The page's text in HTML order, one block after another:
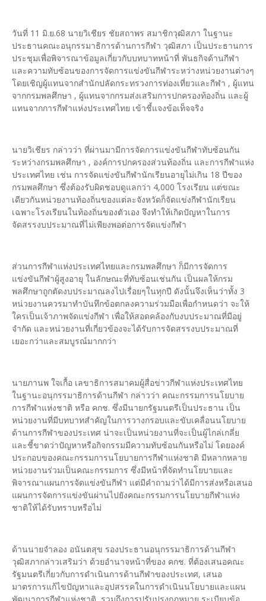
วันที่ 11 มิ.ย.68 นายวิเชียร ชัยสถาพร สมาชิกวุฒิสภา ในฐานะ
ประธานคณะอนุกรรมาธิการด้านการกีฬา วุฒิสภา เป็นประธานการ
ประชุมเพื่อพิจารณาข้อมูลเกี่ยวกับบทบาทหน้าที่ พันธกิจด้านกีฬา
และความทับซ้อนของการจัดการแข่งขันกีฬาระหว่างหน่วยงานต่างๆ
โดยเชิญผู้แทนจากสำนักปลัดกระทรวงการท่องเที่ยวและกีฬา , ผู้แทน
จากกรมพลศึกษา , ผู้แทนจากกรมส่งเสริมการปกครองท้องถิ่น และผู้
แทนจากการกีฬาแห่งประเทศไทย เข้าชี้แจงข้อเท็จจริง
นายวิเชียร กล่าวว่า ที่ผ่านมามีการจัดการแข่งขันกีฬาทับซ้อนกัน
ระหว่างกรมพลศึกษา , องค์การปกครองส่วนท้องถิ่น และการกีฬาแห่ง
ประเทศไทย เช่น การจัดแข่งขันกีฬานักเรียนอายุไม่เกิน 18 ปีของ
กรมพลศึกษา ซึ่งต้องรับผิดชอบดูแลกว่า 4,000 โรงเรียน แต่ขณะ
เดียวกันหน่วยงานท้องถิ่นของแต่ละจังหวัดก็จัดแข่งกีฬานักเรียน
เฉพาะโรงเรียนในท้องถิ่นของตัวเอง จึงทำให้เกิดปัญหาในการ
จัดสรรงบประมาณที่ไม่เพียงพอต่อการจัดแข่งกีฬา
ส่วนการกีฬาแห่งประเทศไทยและกรมพลศึกษา ก็มีการจัดการ
แข่งขันกีฬาผู้สูงอายุ ในลักษณะที่ทับซ้อนเช่นกัน เป็นผลให้กรม
พลศึกษาถูกตัดงบประมาณลงไปเรื่อยๆในทุกปี ดังนั้นจึงเห็นว่าทั้ง 3
หน่วยงานควรมาทำบันทึกข้อตกลงความร่วมมือเพื่อกำหนดว่า จะให้
ใครเป็นเจ้าภาพจัดแข่งกีฬา เพื่อให้สอดคล้องกับงบประมาณที่มีอยู่
จำกัด และหน่วยงานที่เกี่ยวข้องจะได้รับการจัดสรรงบประมาณที่
เยอะกว่าและสมบูรณ์มากกว่า
นายภานพ ใจเกื้อ เลขาธิการสมาคมผู้สื่อข่าวกีฬาแห่งประเทศไทย
ในฐานะอนุกรรมาธิการด้านกีฬา กล่าวว่า คณะกรรมการนโยบาย
การกีฬาแห่งชาติ หรือ คกช. ซึ่งมีนายกรัฐมนตรีเป็นประธาน เป็น
หน่วยงานที่มีบทบาทสำคัญในการวางกรอบและขับเคลื่อนนโยบาย
ด้านการกีฬาของประเทศ น่าจะเป็นหน่วยงานที่จะเป็นผู้ไกล่เกลี่ย
และชี้ขาดว่าปัญหาหรือกิจกรรมมีความทับซ้อนกันหรือไม่ โดยองค์
ประกอบของคณะกรรมการนโยบายการกีฬาแห่งชาติ มีหลากหลาย
หน่วยงานร่วมเป็นคณะกรรมการ ซึ่งมีหน้าที่จัดทำนโยบายและ
พิจารณาแผนการจัดแข่งขันกีฬา แต่มีคำถามว่าได้มีการส่งหรือเสนอ
แผนการจัดการแข่งขันผ่านไปยังคณะกรรมการนโยบายกีฬาแห่ง
ชาติให้ได้รับทราบหรือไม่
ด้านนายจำลอง อนันตสุข รองประธานอนุกรรมาธิการด้านกีฬา
วุฒิสภากล่าวเสริมว่า ด้วยอำนาจหน้าที่ของ คกช. ที่ต้องเสนอคณะ
รัฐมนตรีเกี่ยวกับการดำเนินการด้านกีฬาของประเทศ, เสนอ
มาตรการแก้ไขปัญหาและอุปสรรคในการดำเนินนโยบายและแผน